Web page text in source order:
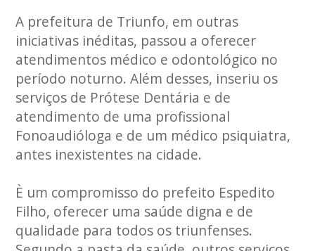
A prefeitura de Triunfo, em outras
iniciativas inéditas, passou a oferecer
atendimentos médico e odontológico no
período noturno. Além desses, inseriu os
serviços de Prótese Dentária e de
atendimento de uma profissional
Fonoaudióloga e de um médico psiquiatra,
antes inexistentes na cidade.
È um compromisso do prefeito Espedito
Filho, oferecer uma saúde digna e de
qualidade para todos os triunfenses.